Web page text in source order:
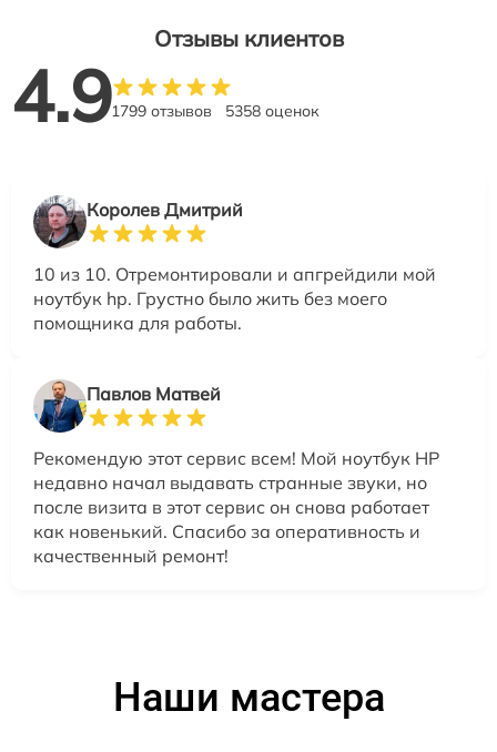
Отзывы клиентов
4.91799 отзывов 5358 оценок
Королев Дмитрий
10 из 10. Отремонтировали и апгрейдили мой
ноутбук hp. Грустно было жить без моего
помощника для работы.
Павлов Матвей
Рекомендую этот сервис всем! Мой ноутбук HP
недавно начал выдавать странные звуки, но
после визита в этот сервис он снова работает
как новенький. Спасибо за оперативность и
качественный ремонт!
Наши мастера